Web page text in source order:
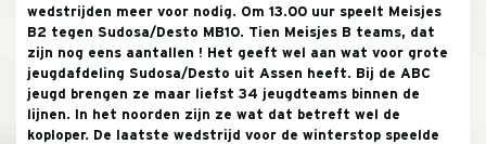
wedstrijden meer voor nodig. Om 13.00 uur speelt Meisjes
B2 tegen Sudosa/Desto MB10. Tien Meisjes B teams, dat
zijn nog eens aantallen ! Het geeft wel aan wat voor grote
jeugdafdeling Sudosa/Desto uit Assen heeft. Bij de ABC
jeugd brengen ze maar liefst 34 jeugdteams binnen de
lijnen. In het noorden zijn ze wat dat betreft wel de
koploper. De laatste wedstrijd voor de winterstop speelde